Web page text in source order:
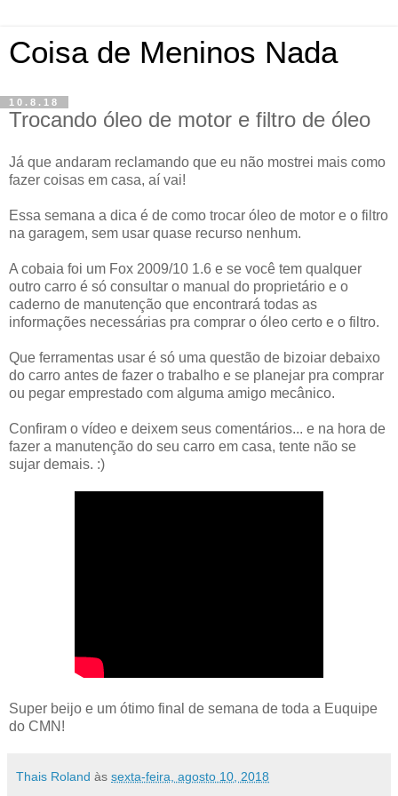
Coisa de Meninos Nada
10.8.18
Trocando óleo de motor e filtro de óleo
Já que andaram reclamando que eu não mostrei mais como
fazer coisas em casa, aí vai!
Essa semana a dica é de como trocar óleo de motor e o filtro
na garagem, sem usar quase recurso nenhum.
A cobaia foi um Fox 2009/10 1.6 e se você tem qualquer
outro carro é só consultar o manual do proprietário e o
caderno de manutenção que encontrará todas as
informações necessárias pra comprar o óleo certo e o filtro.
Que ferramentas usar é só uma questão de bizoiar debaixo
do carro antes de fazer o trabalho e se planejar pra comprar
ou pegar emprestado com alguma amigo mecânico.
Confiram o vídeo e deixem seus comentários... e na hora de
fazer a manutenção do seu carro em casa, tente não se
sujar demais. :)
Super beijo e um ótimo final de semana de toda a Euquipe
do CMN!
Thais Roland às sexta-feira, agosto 10, 2018